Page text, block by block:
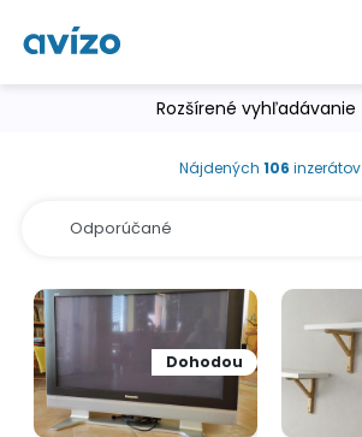
Rozšírené vyhľadávanie
Nájdených 106 inzerátov
Dohodou